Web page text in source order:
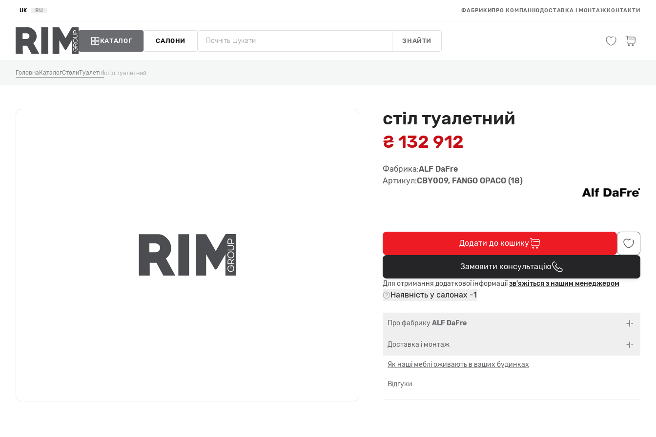
UK RU ФАБРИКИПРО КОМПАНІЮДОСТАВКА І МОНТАЖКОНТАКТИ
КАТАЛОГ САЛОНИ ЗНАЙТИ
Головна КаталогСтолиТуалетністіл туалетний
стіл туалетний
₴ 132 912
Фабрика:ALF DaFre
Артикул:CBY009, FANGO OPACO (18)
Додати до кошику
В кошику
Замовити консультацію
Для отримання додаткової інформаціїзв'яжіться з нашим менеджером
Наявність у салонах -1
Про фабрикуALF DaFre
Доставка і монтаж
Як наші меблі оживають в ваших будинках
Відгуки